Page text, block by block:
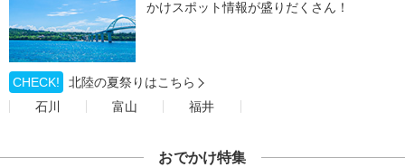
かけスポット情報が盛りだくさん！
CHECK!
北陸の夏祭りはこちら
石川
富山 福井
おでかけ特集